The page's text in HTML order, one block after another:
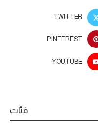
TWITTER
PINTEREST
YOUTUBE
فئات